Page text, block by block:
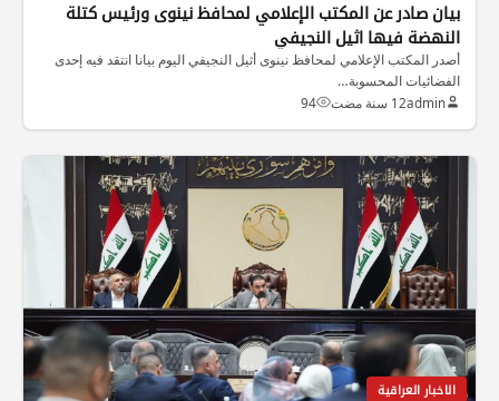
بيان صادر عن المكتب الإعلامي لمحافظ نينوى ورئيس كتلة
النهضة فيها اثيل النجيفي
أصدر المكتب الإعلامي لمحافظ نينوى أثيل النجيفي اليوم بيانا انتقد فيه إحدى
الفضائيات المحسوبة…
admin12 سنة مضت 94
الاخبار العراقية